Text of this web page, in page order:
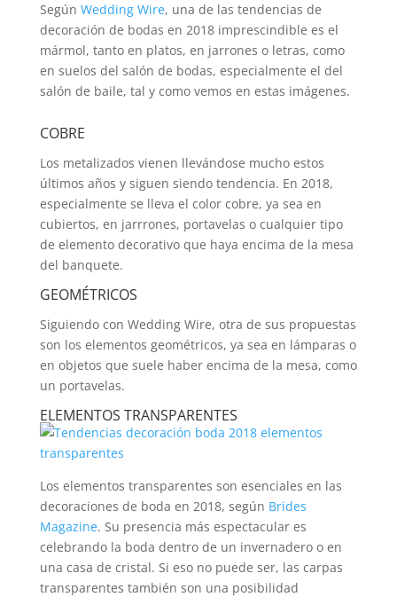
Según Wedding Wire, una de las tendencias de
decoración de bodas en 2018 imprescindible es el
mármol, tanto en platos, en jarrones o letras, como
en suelos del salón de bodas, especialmente el del
salón de baile, tal y como vemos en estas imágenes.
COBRE
Los metalizados vienen llevándose mucho estos
últimos años y siguen siendo tendencia. En 2018,
especialmente se lleva el color cobre, ya sea en
cubiertos, en jarrrones, portavelas o cualquier tipo
de elemento decorativo que haya encima de la mesa
del banquete.
GEOMÉTRICOS
Siguiendo con Wedding Wire, otra de sus propuestas
son los elementos geométricos, ya sea en lámparas o
en objetos que suele haber encima de la mesa, como
un portavelas.
ELEMENTOS TRANSPARENTES
Los elementos transparentes son esenciales en las
decoraciones de boda en 2018, según Brides
Magazine. Su presencia más espectacular es
celebrando la boda dentro de un invernadero o en
una casa de cristal. Si eso no puede ser, las carpas
transparentes también son una posibilidad